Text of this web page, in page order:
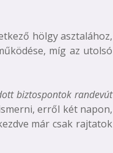
hölgy asztalához,
míg az utolsó
biztospontok randevút
erről két napon,
már csak rajtatok